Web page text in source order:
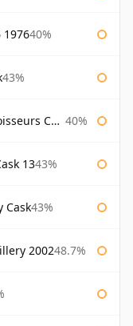
197640%
43%
& Macphail 40%
1343%
Cask43%
200248.7%